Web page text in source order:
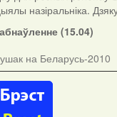
назіральніка.
(15.04)
на Беларусь-2010